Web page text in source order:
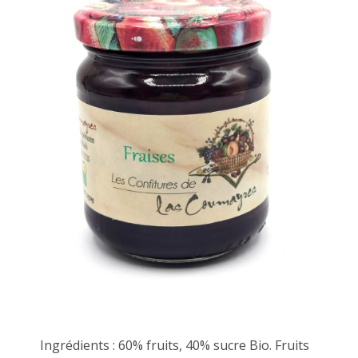
Ingrédients : 60% fruits, 40% sucre Bio. Fruits